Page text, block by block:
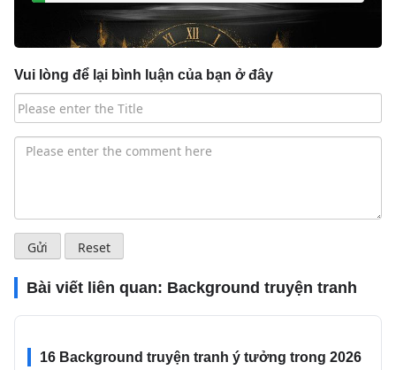
Vui lòng để lại bình luận của bạn ở đây
Bài viết liên quan: Background truyện tranh
16 Background truyện tranh ý tưởng trong 2026